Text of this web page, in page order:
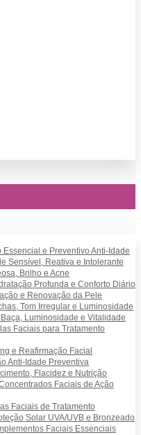
e Preventivo Anti-Idade
Sensível, Reativa e Intolerante
Brilho e Acne
Profunda e Conforto Diário
e Renovação da Pele
Tom Irregular e Luminosidade
Luminosidade e Vitalidade
Faciais para Tratamento
e Reafirmação Facial
Anti-Idade Preventiva
Flacidez e Nutrição
Faciais de Ação
Faciais de Tratamento
Solar UVA/UVB e Bronzeado
Faciais Essenciais